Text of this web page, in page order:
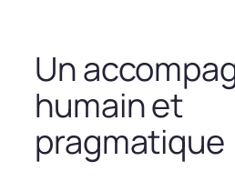
Un
humain et
pragmatique